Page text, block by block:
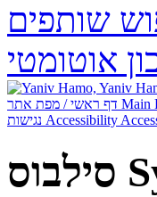
שותפים
אוטומטי
Main
Accessibility
סילבוס